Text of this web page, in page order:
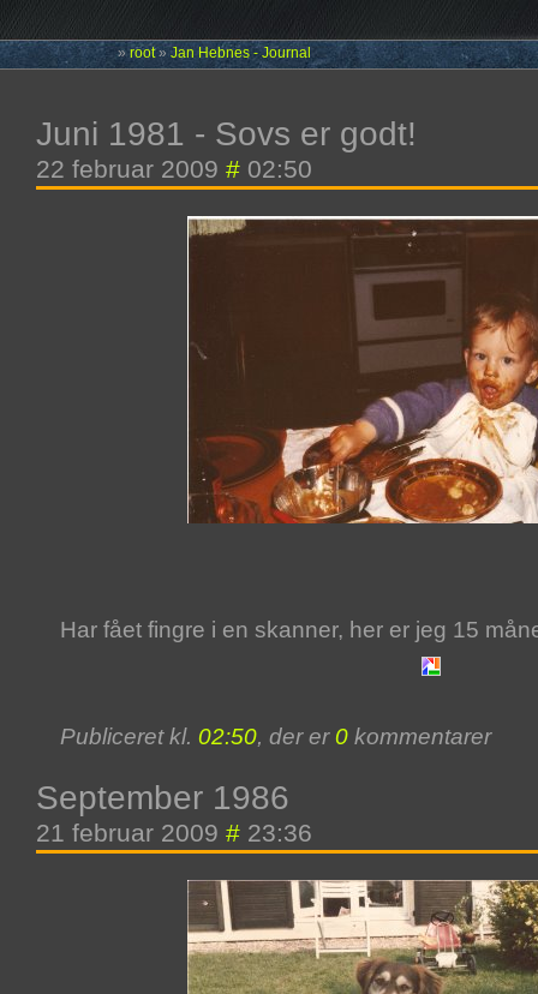
» root» Jan Hebnes - Journal
Juni 1981 - Sovs er godt!
22 februar 2009 # 02:50
Har fået fingre i en skanner, her er jeg 15
Publiceret kl. 02:50, der er0 kommentarer
September 1986
21 februar 2009 # 23:36